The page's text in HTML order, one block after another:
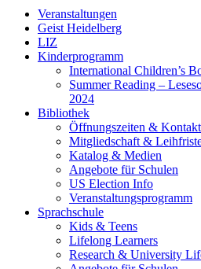
Veranstaltungen
Geist Heidelberg
LIZ
Kinderprogramm
International Children’s
Summer Reading –
2024
Bibliothek
Öffnungszeiten & Kontakt
Mitgliedschaft &
Katalog & Medien
Angebote für Schulen
US Election Info
Veranstaltungsprogramm
Sprachschule
Kids & Teens
Lifelong Learners
Research & University